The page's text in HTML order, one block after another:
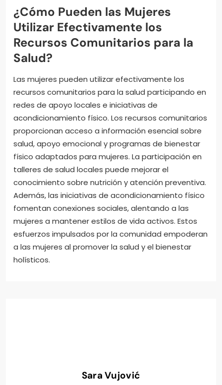
¿Cómo Pueden las Mujeres
Utilizar Efectivamente los
Recursos Comunitarios para la
Salud?
Las mujeres pueden utilizar efectivamente los
recursos comunitarios para la salud participando en
redes de apoyo locales e iniciativas de
acondicionamiento físico. Los recursos comunitarios
proporcionan acceso a información esencial sobre
salud, apoyo emocional y programas de bienestar
físico adaptados para mujeres. La participación en
talleres de salud locales puede mejorar el
conocimiento sobre nutrición y atención preventiva.
Además, las iniciativas de acondicionamiento físico
fomentan conexiones sociales, alentando a las
mujeres a mantener estilos de vida activos. Estos
esfuerzos impulsados por la comunidad empoderan
a las mujeres al promover la salud y el bienestar
holísticos.
Sara Vujović